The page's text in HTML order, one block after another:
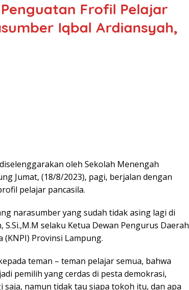
Frofil Pelajar
Iqbal Ardiansyah,
oleh Sekolah Menengah
Jumat, (18/8/2023), pagi, berjalan dengan
pelajar pancasila.
narasumber yang sudah tidak asing lagi di
selaku Ketua Dewan Pengurus Daerah
(KNPI) Provinsi Lampung.
teman – teman pelajar semua, bahwa
pemilih yang cerdas di pesta demokrasi,
namun tidak tau siapa tokoh itu, dan apa